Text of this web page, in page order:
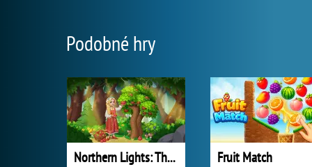
Podobné hry
Northern Lights: The Secret of the Forest Fruit Match